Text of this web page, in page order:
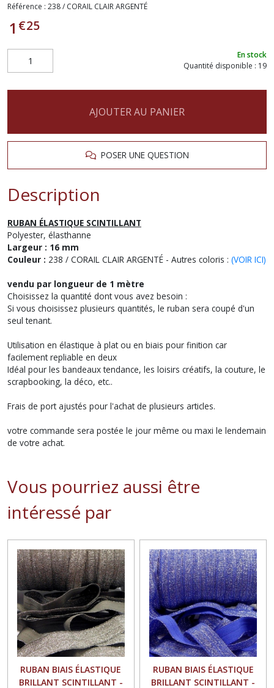
Référence : 238 / CORAIL CLAIR ARGENTÉ
1 €25
En stock
Quantité disponible : 19
AJOUTER AU PANIER
POSER UNE QUESTION
Description
RUBAN ÉLASTIQUE SCINTILLANT
Polyester, élasthanne
Largeur : 16 mm
Couleur : 238 / CORAIL CLAIR ARGENTÉ - Autres coloris : (VOIR ICI)
vendu par longueur de 1 mètre
Choisissez la quantité dont vous avez besoin :
Si vous choisissez plusieurs quantités, le ruban sera coupé d'un
seul tenant.
Utilisation en élastique à plat ou en biais pour finition car
facilement repliable en deux
Idéal pour les bandeaux tendance, les loisirs créatifs, la couture, le
scrapbooking, la déco, etc..
Frais de port ajustés pour l'achat de plusieurs articles.
votre commande sera postée le jour même ou maxi le lendemain
de votre achat.
Vous pourriez aussi être
intéressé par
RUBAN BIAIS ÉLASTIQUE
BRILLANT SCINTILLANT -
RUBAN BIAIS ÉLASTIQUE
BRILLANT SCINTILLANT -